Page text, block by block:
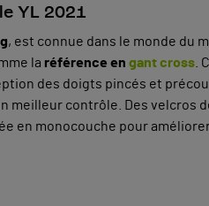
YL 2021
, est connue dans le monde du
la référence en gant cross .
des doigts pincés et
meilleur contrôle. Des velcros
en monocouche pour